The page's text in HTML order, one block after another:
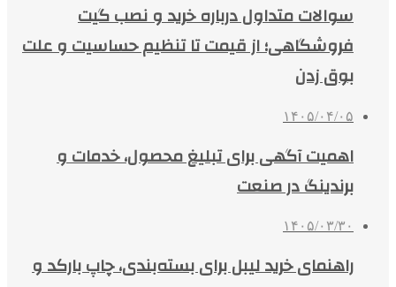
سوالات متداول درباره خرید و نصب گیت
فروشگاهی؛ از قیمت تا تنظیم حساسیت و علت
بوق زدن
۱۴۰۵/۰۴/۰۵
اهمیت آگهی برای تبلیغ محصول، خدمات و
برندینگ در صنعت
۱۴۰۵/۰۳/۳۰
راهنمای خرید لیبل برای بسته‌بندی، چاپ بارکد و